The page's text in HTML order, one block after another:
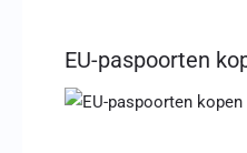
EU-paspoorten